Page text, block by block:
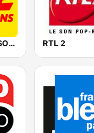
RIRE & CHANSONS RTL 2